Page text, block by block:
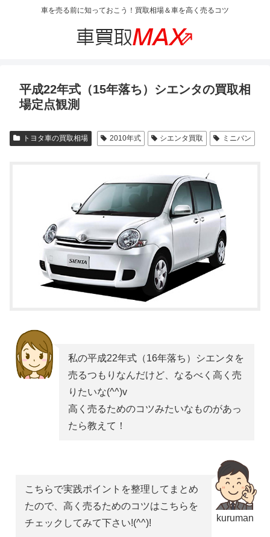
車を売る前に知っておこう！買取相場＆車を高く売るコツ
平成22年式（15年落ち）シエンタの買取相
場定点観測
トヨタ車の買取相場 2010年式 シエンタ買取 ミニバン
私の平成22年式（16年落ち）シエンタを
売るつもりなんだけど、なるべく高く売
りたいな(^^)v
高く売るためのコツみたいなものがあっ
たら教えて！
kuruman
こちらで実践ポイントを整理してまとめ
たので、高く売るためのコツはこちらを
チェックしてみて下さい!(^^)!